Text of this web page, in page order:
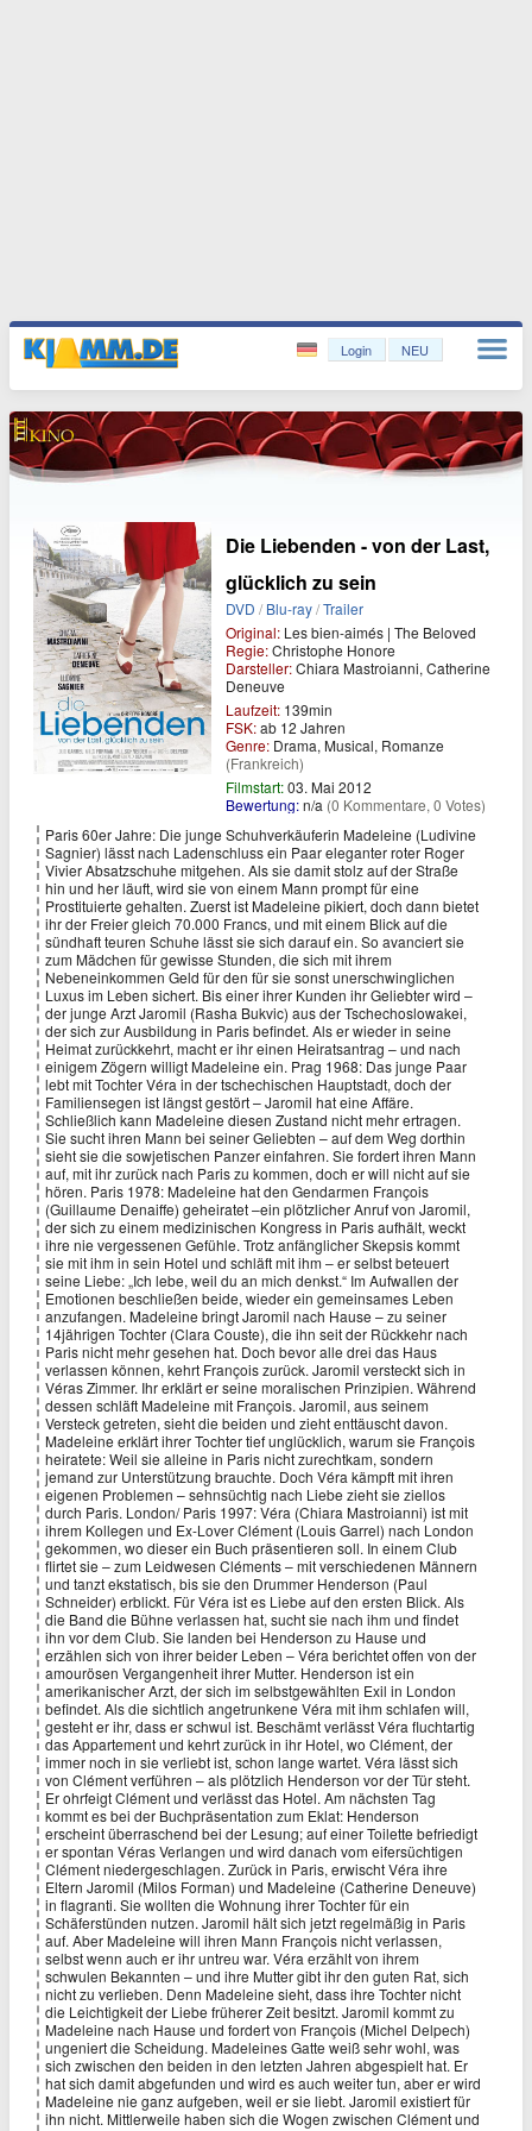
Login NEU
Die Liebenden - von der Last,
glücklich zu sein
DVD /Blu-ray/Trailer
Original: Les bien-aimés | The Beloved
Regie:Christophe Honore
Darsteller:Chiara Mastroianni, Catherine
Deneuve
Laufzeit: 139min
FSK:ab 12 Jahren
Genre: Drama, Musical, Romanze
(Frankreich)
Filmstart:03. Mai 2012
Bewertung:n/a (0 Kommentare, 0 Votes)
Paris 60er Jahre: Die junge Schuhverkäuferin Madeleine (Ludivine
Sagnier) lässt nach Ladenschluss ein Paar eleganter roter Roger
Vivier Absatzschuhe mitgehen. Als sie damit stolz auf der Straße
hin und her läuft, wird sie von einem Mann prompt für eine
Prostituierte gehalten. Zuerst ist Madeleine pikiert, doch dann bietet
ihr der Freier gleich 70.000 Francs, und mit einem Blick auf die
sündhaft teuren Schuhe lässt sie sich darauf ein. So avanciert sie
zum Mädchen für gewisse Stunden, die sich mit ihrem
Nebeneinkommen Geld für den für sie sonst unerschwinglichen
Luxus im Leben sichert. Bis einer ihrer Kunden ihr Geliebter wird –
der junge Arzt Jaromil (Rasha Bukvic) aus der Tschechoslowakei,
der sich zur Ausbildung in Paris befindet. Als er wieder in seine
Heimat zurückkehrt, macht er ihr einen Heiratsantrag – und nach
einigem Zögern willigt Madeleine ein. Prag 1968: Das junge Paar
lebt mit Tochter Véra in der tschechischen Hauptstadt, doch der
Familiensegen ist längst gestört – Jaromil hat eine Affäre.
Schließlich kann Madeleine diesen Zustand nicht mehr ertragen.
Sie sucht ihren Mann bei seiner Geliebten – auf dem Weg dorthin
sieht sie die sowjetischen Panzer einfahren. Sie fordert ihren Mann
auf, mit ihr zurück nach Paris zu kommen, doch er will nicht auf sie
hören. Paris 1978: Madeleine hat den Gendarmen François
(Guillaume Denaiffe) geheiratet –ein plötzlicher Anruf von Jaromil,
der sich zu einem medizinischen Kongress in Paris aufhält, weckt
ihre nie vergessenen Gefühle. Trotz anfänglicher Skepsis kommt
sie mit ihm in sein Hotel und schläft mit ihm – er selbst beteuert
seine Liebe: „Ich lebe, weil du an mich denkst.“ Im Aufwallen der
Emotionen beschließen beide, wieder ein gemeinsames Leben
anzufangen. Madeleine bringt Jaromil nach Hause – zu seiner
14jährigen Tochter (Clara Couste), die ihn seit der Rückkehr nach
Paris nicht mehr gesehen hat. Doch bevor alle drei das Haus
verlassen können, kehrt François zurück. Jaromil versteckt sich in
Véras Zimmer. Ihr erklärt er seine moralischen Prinzipien. Während
dessen schläft Madeleine mit François. Jaromil, aus seinem
Versteck getreten, sieht die beiden und zieht enttäuscht davon.
Madeleine erklärt ihrer Tochter tief unglücklich, warum sie François
heiratete: Weil sie alleine in Paris nicht zurechtkam, sondern
jemand zur Unterstützung brauchte. Doch Véra kämpft mit ihren
eigenen Problemen – sehnsüchtig nach Liebe zieht sie ziellos
durch Paris. London/ Paris 1997: Véra (Chiara Mastroianni) ist mit
ihrem Kollegen und Ex-Lover Clément (Louis Garrel) nach London
gekommen, wo dieser ein Buch präsentieren soll. In einem Club
flirtet sie – zum Leidwesen Cléments – mit verschiedenen Männern
und tanzt ekstatisch, bis sie den Drummer Henderson (Paul
Schneider) erblickt. Für Véra ist es Liebe auf den ersten Blick. Als
die Band die Bühne verlassen hat, sucht sie nach ihm und findet
ihn vor dem Club. Sie landen bei Henderson zu Hause und
erzählen sich von ihrer beider Leben – Véra berichtet offen von der
amourösen Vergangenheit ihrer Mutter. Henderson ist ein
amerikanischer Arzt, der sich im selbstgewählten Exil in London
befindet. Als die sichtlich angetrunkene Véra mit ihm schlafen will,
gesteht er ihr, dass er schwul ist. Beschämt verlässt Véra fluchtartig
das Appartement und kehrt zurück in ihr Hotel, wo Clément, der
immer noch in sie verliebt ist, schon lange wartet. Véra lässt sich
von Clément verführen – als plötzlich Henderson vor der Tür steht.
Er ohrfeigt Clément und verlässt das Hotel. Am nächsten Tag
kommt es bei der Buchpräsentation zum Eklat: Henderson
erscheint überraschend bei der Lesung; auf einer Toilette befriedigt
er spontan Véras Verlangen und wird danach vom eifersüchtigen
Clément niedergeschlagen. Zurück in Paris, erwischt Véra ihre
Eltern Jaromil (Milos Forman) und Madeleine (Catherine Deneuve)
in flagranti. Sie wollten die Wohnung ihrer Tochter für ein
Schäferstünden nutzen. Jaromil hält sich jetzt regelmäßig in Paris
auf. Aber Madeleine will ihren Mann François nicht verlassen,
selbst wenn auch er ihr untreu war. Véra erzählt von ihrem
schwulen Bekannten – und ihre Mutter gibt ihr den guten Rat, sich
nicht zu verlieben. Denn Madeleine sieht, dass ihre Tochter nicht
die Leichtigkeit der Liebe früherer Zeit besitzt. Jaromil kommt zu
Madeleine nach Hause und fordert von François (Michel Delpech)
ungeniert die Scheidung. Madeleines Gatte weiß sehr wohl, was
sich zwischen den beiden in den letzten Jahren abgespielt hat. Er
hat sich damit abgefunden und wird es auch weiter tun, aber er wird
Madeleine nie ganz aufgeben, weil er sie liebt. Jaromil existiert für
ihn nicht. Mittlerweile haben sich die Wogen zwischen Clément und